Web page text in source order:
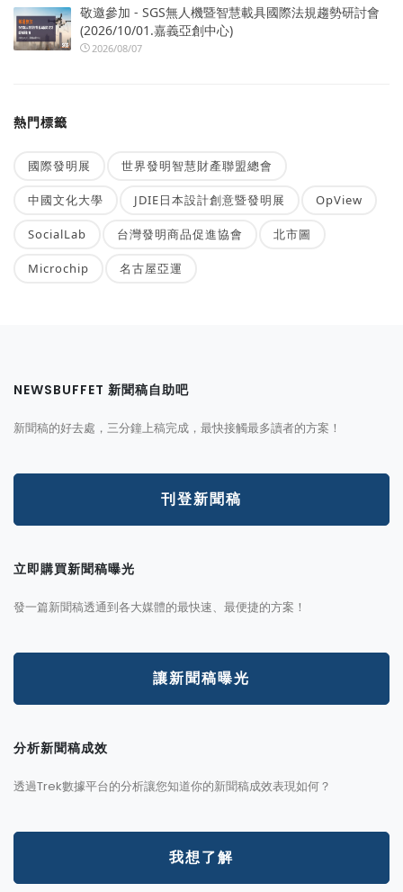
敬邀參加 - SGS無人機暨智慧載具國際法規趨勢研討會
(2026/10/01.嘉義亞創中心)
2026/08/07
熱門標籤
國際發明展 世界發明智慧財產聯盟總會
中國文化大學 JDIE日本設計創意暨發明展 OpView
SocialLab 台灣發明商品促進協會 北市圖
Microchip 名古屋亞運
NEWSBUFFET 新聞稿自助吧
新聞稿的好去處，三分鐘上稿完成，最快接觸最多讀者的方案！
刊登新聞稿
立即購買新聞稿曝光
發一篇新聞稿透通到各大媒體的最快速、最便捷的方案！
讓新聞稿曝光
分析新聞稿成效
透過Trek數據平台的分析讓您知道你的新聞稿成效表現如何？
我想了解